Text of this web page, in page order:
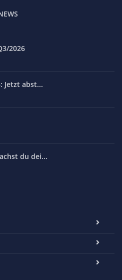
2026
Jetzt abst...
du dei...